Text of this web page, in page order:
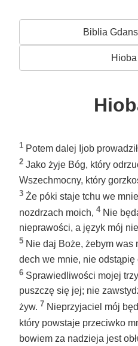
Biblia
1 Potem dalej Ijob
2 Jako żyje Bóg, który
Wszechmocny, który
3 Że póki staje tchu we
nozdrzach moich, 4 Nie
nieprawości, a język mój
5 Nie daj Boże, żebym was
dech we mnie, nie
6 Sprawiedliwości mojej
puszczę się jej; nie
żyw. 7 Nieprzyjaciel mój
który powstaje przeciwko
bowiem za nadzieja jest